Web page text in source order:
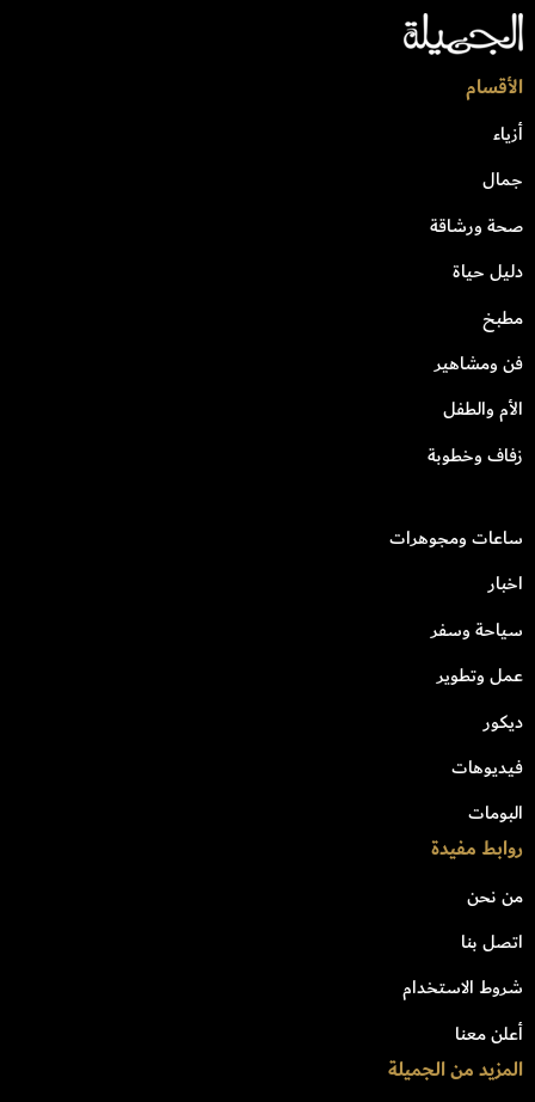
الأقسام
أزياء
جمال
صحة ورشاقة
دليل حياة
مطبخ
فن ومشاهير
الأم والطفل
زفاف وخطوبة
ساعات ومجوهرات
اخبار
سياحة وسفر
عمل وتطوير
ديكور
فيديوهات
البومات
روابط مفيدة
من نحن
اتصل بنا
شروط الاستخدام
أعلن معنا
المزيد من الجميلة